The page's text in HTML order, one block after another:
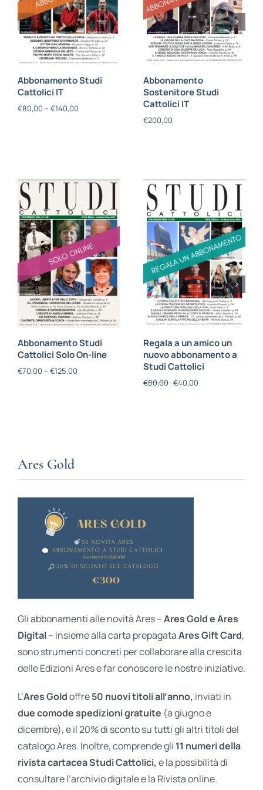
Abbonamento Studi
Cattolici IT
€80,00 – €140,00
Abbonamento
Sostenitore Studi
Cattolici IT
€200,00
Abbonamento Studi
Cattolici Solo On-line
€70,00 – €125,00
Regala a un amico un
nuovo abbonamento a
Studi Cattolici
€80,00 €40,00
Ares Gold
Gli abbonamenti alle novità Ares –Ares Gold e Ares
Digital– insieme alla carta prepagataAres Gift Card,
sono strumenti concreti per collaborare alla crescita
delle Edizioni Ares e far conoscere le nostre iniziative.
L’Ares Goldoffre50 nuovi titoli all’anno, inviati in
due comode spedizioni gratuite (a giugno e
dicembre), e il 20% di sconto su tutti gli altri titoli del
catalogo Ares. Inoltre, comprende gli 11 numeri della
rivista cartacea Studi Cattolici, e la possibilità di
consultare l’archivio digitale e la Rivista online.